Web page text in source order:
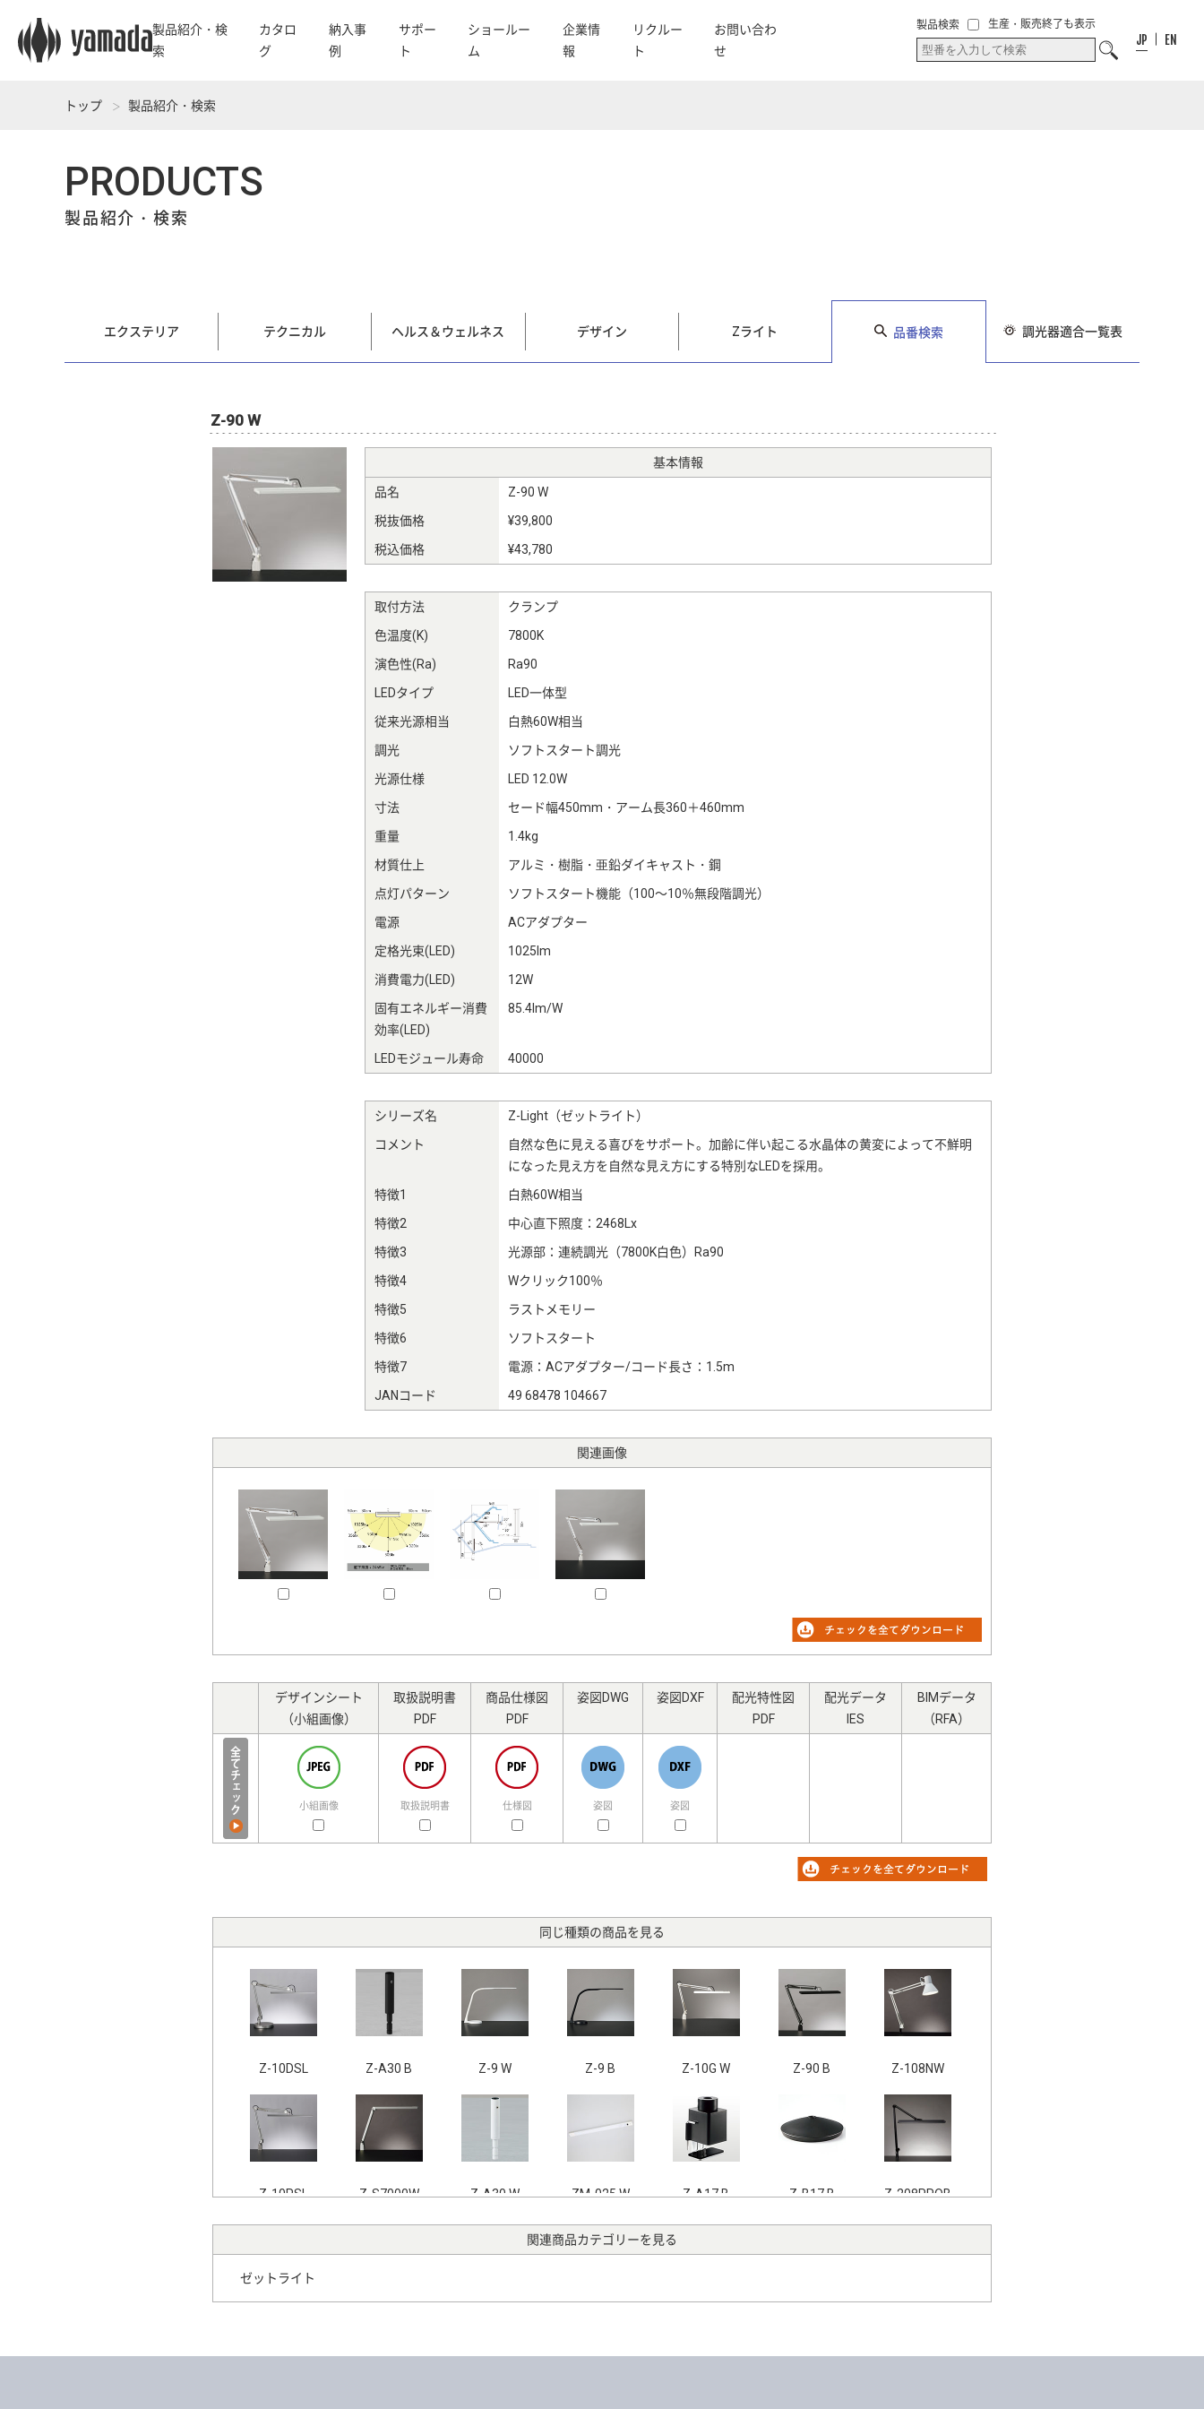
製品紹介・検
索
カタロ
グ
納入事
例
サポー
ト
ショールー
ム
企業情
報
リクルー
ト
お問い合わ
せ
生産・販売終了も表示
製品検索
JP EN
お気に入り
トップ 製品紹介・検索
PRODUCTS
製品紹介・検索
エクステリア テクニカル ヘルス＆ウェルネス デザイン Zライト 品番検索 調光器適合一覧表
Z-90 W
基本情報
品名
Z-90 W
税抜価格
¥39,800
税込価格
¥43,780
取付方法
クランプ
色温度(K)
7800K
演色性(Ra)
Ra90
LEDタイプ
LED一体型
従来光源相当
白熱60W相当
調光
ソフトスタート調光
光源仕様
LED 12.0W
寸法
セード幅450mm・アーム長360＋460mm
重量
1.4kg
材質仕上
アルミ・樹脂・亜鉛ダイキャスト・鋼
点灯パターン
ソフトスタート機能（100～10％無段階調光）
電源
ACアダプター
定格光束(LED)
1025lm
消費電力(LED)
12W
固有エネルギー消費
効率(LED)
85.4lm/W
LEDモジュール寿命 40000
シリーズ名
Z-Light（ゼットライト）
コメント
自然な色に見える喜びをサポート。加齢に伴い起こる水晶体の黄変によって不鮮明
になった見え方を自然な見え方にする特別なLEDを採用。
特徴1
白熱60W相当
特徴2
中心直下照度：2468Lx
特徴3
光源部：連続調光（7800K白色）Ra90
特徴4
Wクリック100％
特徴5
ラストメモリー
特徴6
ソフトスタート
特徴7
電源：ACアダプター/コード長さ：1.5m
JANコード
49 68478 104667
関連画像
デザインシート
（小組画像）
取扱説明書
PDF
商品仕様図
PDF
姿図DWG 姿図DXF
配光特性図
PDF
配光データ
IES
BIMデータ
（RFA）
小組画像 取扱説明書 仕様図 姿図 姿図
同じ種類の商品を見る
Z-10DSL Z-A30 B Z-9 W Z-9 B Z-10G W Z-90 B Z-108NW
Z-10RSL Z-S7000W Z-A30 W ZM-025 W Z-A17 B Z-B17 B Z-208PROB
関連商品カテゴリーを見る
ゼットライト